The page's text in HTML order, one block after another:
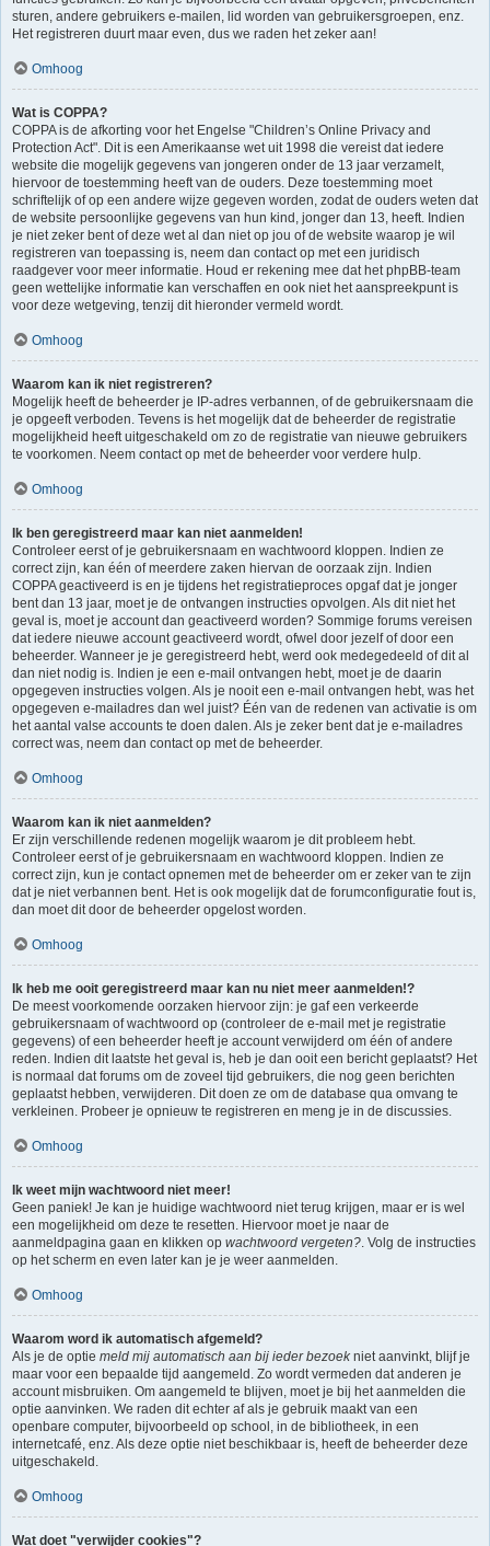
sturen, andere gebruikers e-mailen, lid worden van gebruikersgroepen, enz.
Het registreren duurt maar even, dus we raden het zeker aan!
Omhoog
Wat is COPPA?
COPPA is de afkorting voor het Engelse "Children’s Online Privacy and
Protection Act". Dit is een Amerikaanse wet uit 1998 die vereist dat iedere
website die mogelijk gegevens van jongeren onder de 13 jaar verzamelt,
hiervoor de toestemming heeft van de ouders. Deze toestemming moet
schriftelijk of op een andere wijze gegeven worden, zodat de ouders weten dat
de website persoonlijke gegevens van hun kind, jonger dan 13, heeft. Indien
je niet zeker bent of deze wet al dan niet op jou of de website waarop je wil
registreren van toepassing is, neem dan contact op met een juridisch
raadgever voor meer informatie. Houd er rekening mee dat het phpBB-team
geen wettelijke informatie kan verschaffen en ook niet het aanspreekpunt is
voor deze wetgeving, tenzij dit hieronder vermeld wordt.
Omhoog
Waarom kan ik niet registreren?
Mogelijk heeft de beheerder je IP-adres verbannen, of de gebruikersnaam die
je opgeeft verboden. Tevens is het mogelijk dat de beheerder de registratie
mogelijkheid heeft uitgeschakeld om zo de registratie van nieuwe gebruikers
te voorkomen. Neem contact op met de beheerder voor verdere hulp.
Omhoog
Ik ben geregistreerd maar kan niet aanmelden!
Controleer eerst of je gebruikersnaam en wachtwoord kloppen. Indien ze
correct zijn, kan één of meerdere zaken hiervan de oorzaak zijn. Indien
COPPA geactiveerd is en je tijdens het registratieproces opgaf dat je jonger
bent dan 13 jaar, moet je de ontvangen instructies opvolgen. Als dit niet het
geval is, moet je account dan geactiveerd worden? Sommige forums vereisen
dat iedere nieuwe account geactiveerd wordt, ofwel door jezelf of door een
beheerder. Wanneer je je geregistreerd hebt, werd ook medegedeeld of dit al
dan niet nodig is. Indien je een e-mail ontvangen hebt, moet je de daarin
opgegeven instructies volgen. Als je nooit een e-mail ontvangen hebt, was het
opgegeven e-mailadres dan wel juist? Één van de redenen van activatie is om
het aantal valse accounts te doen dalen. Als je zeker bent dat je e-mailadres
correct was, neem dan contact op met de beheerder.
Omhoog
Waarom kan ik niet aanmelden?
Er zijn verschillende redenen mogelijk waarom je dit probleem hebt.
Controleer eerst of je gebruikersnaam en wachtwoord kloppen. Indien ze
correct zijn, kun je contact opnemen met de beheerder om er zeker van te zijn
dat je niet verbannen bent. Het is ook mogelijk dat de forumconfiguratie fout is,
dan moet dit door de beheerder opgelost worden.
Omhoog
Ik heb me ooit geregistreerd maar kan nu niet meer aanmelden!?
De meest voorkomende oorzaken hiervoor zijn: je gaf een verkeerde
gebruikersnaam of wachtwoord op (controleer de e-mail met je registratie
gegevens) of een beheerder heeft je account verwijderd om één of andere
reden. Indien dit laatste het geval is, heb je dan ooit een bericht geplaatst? Het
is normaal dat forums om de zoveel tijd gebruikers, die nog geen berichten
geplaatst hebben, verwijderen. Dit doen ze om de database qua omvang te
verkleinen. Probeer je opnieuw te registreren en meng je in de discussies.
Omhoog
Ik weet mijn wachtwoord niet meer!
Geen paniek! Je kan je huidige wachtwoord niet terug krijgen, maar er is wel
een mogelijkheid om deze te resetten. Hiervoor moet je naar de
aanmeldpagina gaan en klikken op wachtwoord vergeten?. Volg de instructies
op het scherm en even later kan je je weer aanmelden.
Omhoog
Waarom word ik automatisch afgemeld?
Als je de optie meld mij automatisch aan bij ieder bezoekniet aanvinkt, blijf je
maar voor een bepaalde tijd aangemeld. Zo wordt vermeden dat anderen je
account misbruiken. Om aangemeld te blijven, moet je bij het aanmelden die
optie aanvinken. We raden dit echter af als je gebruik maakt van een
openbare computer, bijvoorbeeld op school, in de bibliotheek, in een
internetcafé, enz. Als deze optie niet beschikbaar is, heeft de beheerder deze
uitgeschakeld.
Omhoog
Wat doet "verwijder cookies"?